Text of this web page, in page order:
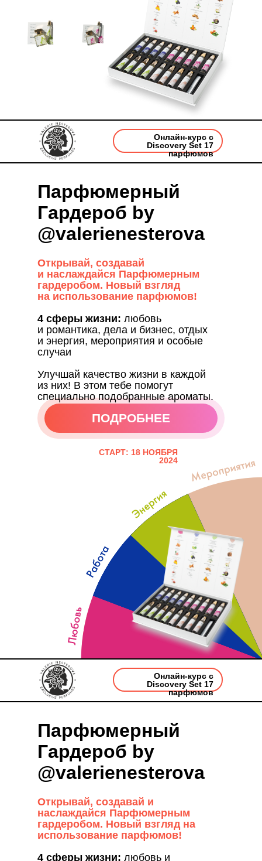
Онлайн-курс с
Discovery Set 17
парфюмов
Парфюмерный
Гардероб by
@valerienesterova
ПОДРОБНЕЕ
Открывай, создавай
и наслаждайся Парфюмерным
гардеробом. Новый взгляд
на использование парфюмов!
4 сферы жизни: любовь
и романтика, дела и бизнес, отдых
и энергия, мероприятия и особые
случаи
Улучшай качество жизни в каждой
из них! В этом тебе помогут
специально подобранные ароматы.
ПОДРОБНЕЕ
СТАРТ: 18 НОЯБРЯ
2024
Онлайн-курс с
Discovery Set 17
парфюмов
Парфюмерный
Гардероб by
@valerienesterova
Открывай, создавай и
наслаждайся Парфюмерным
гардеробом. Новый взгляд на
использование парфюмов!
4 сферы жизни: любовь и